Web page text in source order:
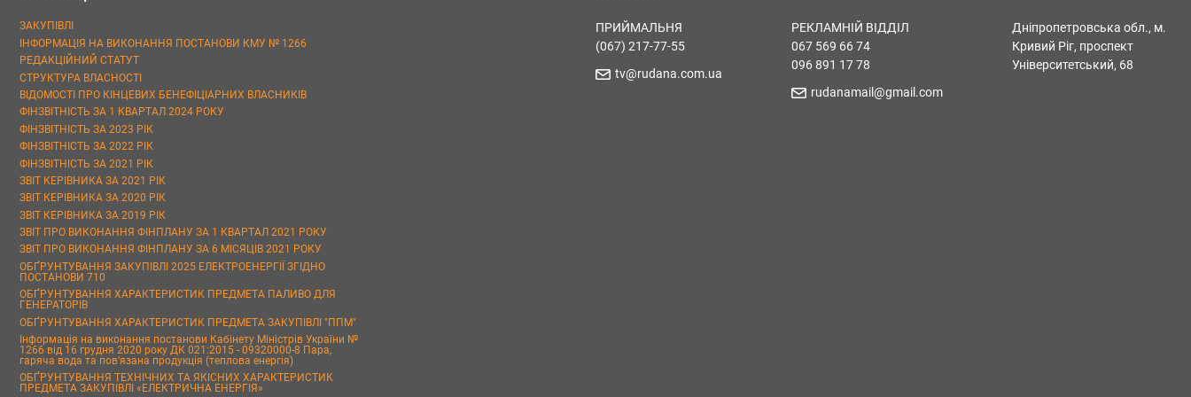
ЗАКУПІВЛІ
ІНФОРМАЦІЯ НА ВИКОНАННЯ ПОСТАНОВИ КМУ № 1266
РЕДАКЦІЙНИЙ СТАТУТ
СТРУКТУРА ВЛАСНОСТІ
ВІДОМОСТІ ПРО КІНЦЕВИХ БЕНЕФІЦІАРНИХ ВЛАСНИКІВ
ФІНЗВІТНІСТЬ ЗА 1 КВАРТАЛ 2024 РОКУ
ФІНЗВІТНІСТЬ ЗА 2023 РІК
ФІНЗВІТНІСТЬ ЗА 2022 РІК
ФІНЗВІТНІСТЬ ЗА 2021 РІК
ЗВІТ КЕРІВНИКА ЗА 2021 РІК
ЗВІТ КЕРІВНИКА ЗА 2020 РІК
ЗВІТ КЕРІВНИКА ЗА 2019 РІК
ЗВІТ ПРО ВИКОНАННЯ ФІНПЛАНУ ЗА 1 КВАРТАЛ 2021 РОКУ
ЗВІТ ПРО ВИКОНАННЯ ФІНПЛАНУ ЗА 6 МІСЯЦІВ 2021 РОКУ
ОБҐРУНТУВАННЯ ЗАКУПІВЛІ 2025 ЕЛЕКТРОЕНЕРГІЇ ЗГІДНО
ПОСТАНОВИ 710
ОБҐРУНТУВАННЯ ХАРАКТЕРИСТИК ПРЕДМЕТА ПАЛИВО ДЛЯ
ГЕНЕРАТОРІВ
ОБҐРУНТУВАННЯ ХАРАКТЕРИСТИК ПРЕДМЕТА ЗАКУПІВЛІ "ППМ"
Інформація на виконання постанови Кабінету Міністрів України №
1266 від 16 грудня 2020 року ДК 021:2015 - 09320000-8 Пара,
гаряча вода та пов’язана продукція (теплова енергія)
ОБҐРУНТУВАННЯ ТЕХНІЧНИХ ТА ЯКІСНИХ ХАРАКТЕРИСТИК
ПРЕДМЕТА ЗАКУПІВЛІ «ЕЛЕКТРИЧНА ЕНЕРГІЯ»
ПРИЙМАЛЬНЯ
(067) 217-77-55
tv@rudana.com.ua
РЕКЛАМНІЙ ВІДДІЛ
067 569 66 74
096 891 17 78
rudanamail@gmail.com
Дніпропетровська обл., м.
Кривий Ріг, проспект
Університетський, 68